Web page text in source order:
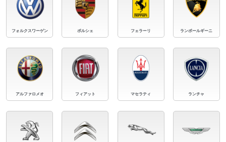
フォルクスワーゲン ポルシェ フェラーリ ランボールギーニ
アルファロメオ フィアット マセラティ ランチャ